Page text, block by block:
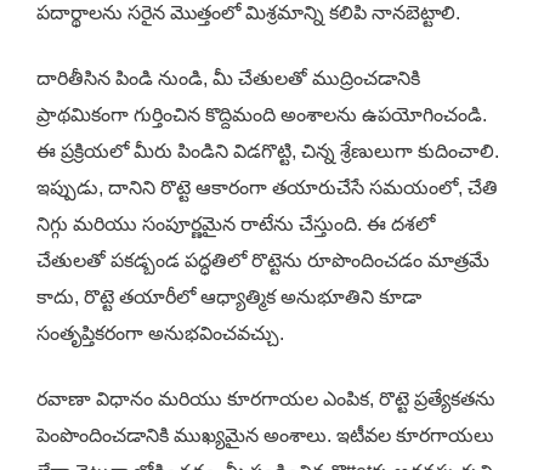
పదార్థాలను సరైన మొత్తంలో మిశ్రమాన్ని కలిపి నానబెట్టాలి.
దారితీసిన పిండి నుండి, మీ చేతులతో ముద్రించడానికి
ప్రాథమికంగా గుర్తించిన కొద్దిమంది అంశాలను ఉపయోగించండి.
ఈ ప్రక్రియలో మీరు పిండిని విడగొట్టి, చిన్న శ్రేణులుగా కుదించాలి.
ఇప్పుడు, దానిని రొట్టె ఆకారంగా తయారుచేసే సమయంలో, చేతి
నిగ్గు మరియు సంపూర్ణమైన రాటేను చేస్తుంది. ఈ దశలో
చేతులతో పకడ్బండ పద్ధతిలో రొట్టెను రూపొందించడం మాత్రమే
కాదు, రొట్టె తయారీలో ఆధ్యాత్మిక అనుభూతిని కూడా
సంతృప్తికరంగా అనుభవించవచ్చు.
రవాణా విధానం మరియు కూరగాయల ఎంపిక, రొట్టె ప్రత్యేకతను
పెంపొందించడానికి ముఖ్యమైన అంశాలు. ఇటీవల కూరగాయలు